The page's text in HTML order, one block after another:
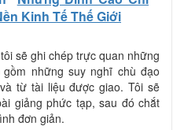
Kinh Tế Thế Giới
sẽ ghi chép trực quan những
những suy nghĩ chù đạo
từ tài liệu được giao. Tôi sẽ
giảng phức tạp, sau đó chắt
đơn giản.